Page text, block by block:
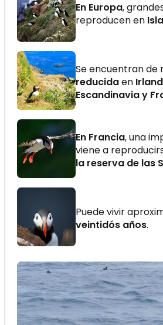
En Europa,
reproducen en
Se encuentran de
reducidaen
Escandinavia y
En Francia, una
viene a
la reserva de las
Puede vivir
veintidós años.